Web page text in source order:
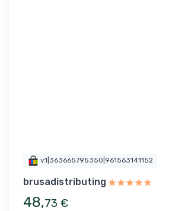
v1|363665795350|961563141152
brusadistributing
48,73 €